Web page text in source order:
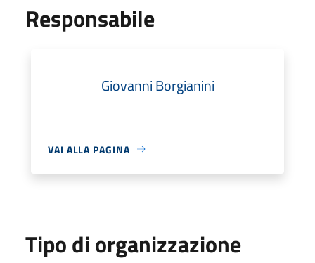
Responsabile
Giovanni Borgianini
VAI ALLA PAGINA
Tipo di organizzazione